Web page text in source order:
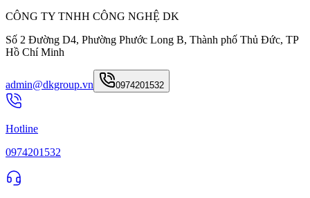
CÔNG TY TNHH CÔNG NGHỆ DK
Số 2 Đường D4, Phường Phước Long B, Thành phố Thủ Đức, TP
Hồ Chí Minh
admin@dkgroup.vn 0974201532
Hotline
0974201532